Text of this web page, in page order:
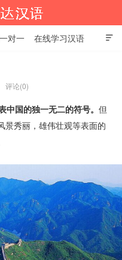

对一 在线学习汉语
评论(0)
国的独一无二的符号。 但
景秀丽，雄伟壮观等表面的